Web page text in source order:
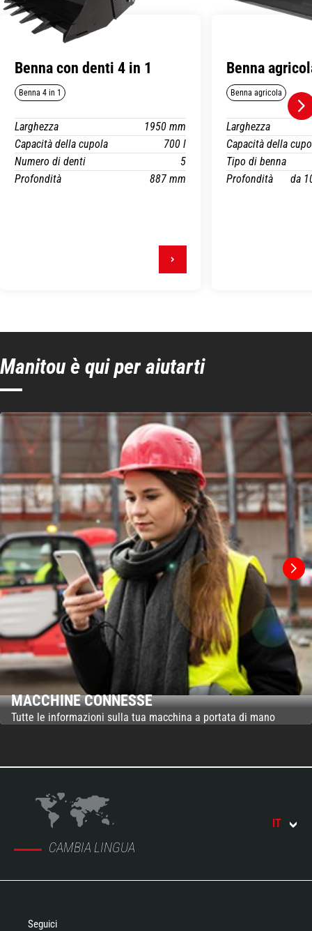
Benna con denti 4 in 1
Benna 4 in 1
Larghezza
1950 mm
Capacità della cupola
700 l
Numero di denti
5
Profondità
887 mm
Benna
Benna agricola
Larghezza
Capacità della
Tipo di benna
Profondità
da
Manitou è qui per aiutarti
MACCHINE CONNESSE
Tutte le informazioni sulla tua macchina a portata di mano
CAMBIA LINGUA
IT
Seguici